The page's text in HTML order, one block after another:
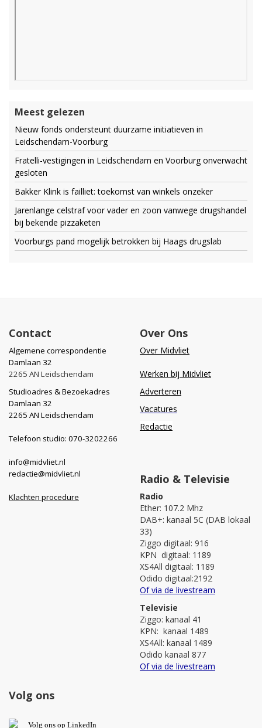
Meest gelezen
Nieuw fonds ondersteunt duurzame initiatieven in
Leidschendam-Voorburg
Fratelli-vestigingen in Leidschendam en Voorburg onverwacht
gesloten
Bakker Klink is failliet: toekomst van winkels onzeker
Jarenlange celstraf voor vader en zoon vanwege drugshandel
bij bekende pizzaketen
Voorburgs pand mogelijk betrokken bij Haags drugslab
Contact
Algemene correspondentie
Damlaan 32
2265 AN Leidschendam
Studioadres & Bezoekadres
Damlaan 32
2265 AN Leidschendam
Telefoon studio: 070-3202266
info@midvliet.nl
redactie@midvliet.nl
Klachten procedure
Over Ons
Over Midvliet
Werken bij Midvliet
Adverteren
Vacatures
Redactie
Radio & Televisie
Radio
Ether: 107.2 Mhz
DAB+: kanaal 5C (DAB lokaal
33)
Ziggo digitaal: 916
KPN digitaal: 1189
XS4All digitaal: 1189
Odido digitaal:2192
Of via de livestream
Televisie
Ziggo: kanaal 41
KPN: kanaal 1489
XS4All: kanaal 1489
Odido kanaal 877
Of via de livestream
Volg ons
Volg ons op LinkedIn